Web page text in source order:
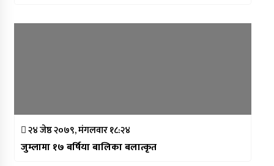
२४ जेष्ठ २०७९, मंगलवार १८:२४
जुम्लामा १७ बर्षिया बालिका बलात्कृत